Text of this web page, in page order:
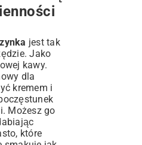
jest tak
Jako
kawy.
dla
kremem i
Możesz go
które